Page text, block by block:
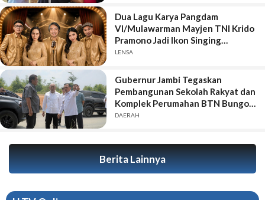
Dua Lagu Karya Pangdam
VI/Mulawarman Mayjen TNI Krido
Pramono Jadi Ikon Singing
Competition HUT Ke-81 RI
LENSA
Gubernur Jambi Tegaskan
Pembangunan Sekolah Rakyat dan
Komplek Perumahan BTN Bungo
Green City Harus Sejalan
DAERAH
Berita Lainnya